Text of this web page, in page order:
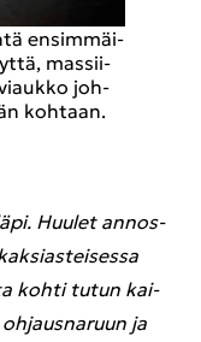
en­sim­mäi­
mas­sii­
joh­
koh­taan.
Huu­let an­nos­
kohti tutun kai­
ja